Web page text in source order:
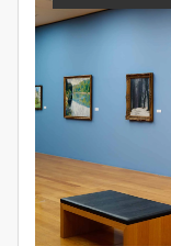
unserer
oder
dem